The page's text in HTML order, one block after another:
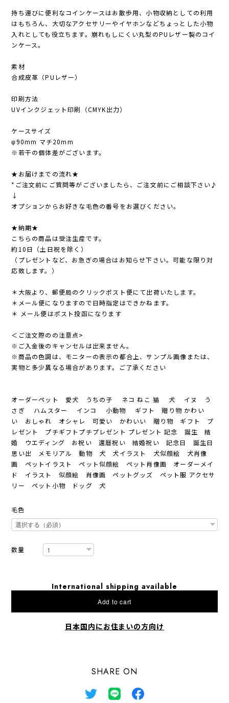
持ち運びに便利なコインケースはお散歩用、小物収納としての利用
はもちろん、大切なアクセサリーやイヤホンなどちょっとした小物
入れとしても役立ちます。崩れもしにくい丸型のPUレザー製のコイ
ンケース。
素材
合成皮革（PUレザー）
印刷方法
UVインクジェット印刷（CMYK出力）
ケースサイズ
φ90mm マチ20mm
※若干の個体差がございます。
★お届けまでの流れ★
*ご注文前にご質問等がございましたら、ご注文前にご相談下さい♪
↓
オプションからお好きな毛色の番号をお選びください。
★納期★
こちらの商品は受注生産です。
約10日（土日祝を除く）
（プレゼントなど、お急ぎの場合はお知らせ下さい。可能な限り対
応致します。）
＊大阪より、郵便局のクリックポスト便にて出荷いたします。
＊メール便になりますので日時指定はできかねます。
＊ メール便はポスト投函になります
＜ご注文際のの注意点>
※ご入金後のキャンセルは出来ません。
※商品の色調は、モニターの表示の都合上、サンプル画像または、
実物と多少異なる場合があります。ご了承ください
オーダーペット 愛犬 うちの子 ネコ ねこ 猫 犬 イヌ う
さぎ ハムスター インコ 小動物 ギフト 贈り物 かわい
い おしゃれ オシャレ 可愛い かわいい 贈り物 ギフト プ
レゼント プチギフトプチプレゼント プレゼント 記念 誕生 結
婚 ウエディング お祝い 還暦祝い 結婚祝い 記念日 誕生日
思い出 メモリアル 動物 犬 犬イラスト 犬似顔絵 犬肖像
画 ペットイラスト ペット似顔絵 ペット肖像画 オーダーメイ
ド イラスト 似顔絵 肖像画 ペットグッズ ペット服 アクセサ
リー ペット小物 ドッグ 犬
毛色
数量
International shipping available
Add to cart
日本国内にお住まいの方向け
SHARE ON